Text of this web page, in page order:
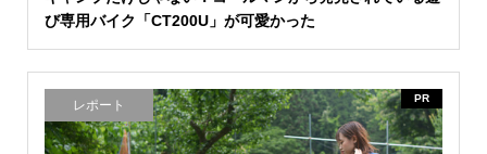
び専用バイク「CT200U」が可愛かった
レポート PR